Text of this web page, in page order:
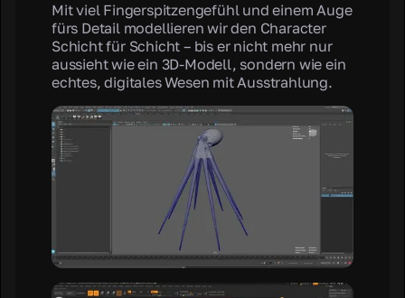
Mit viel Fingerspitzengefühl und einem Auge
fürs Detail modellieren wir den Character
Schicht für Schicht – bis er nicht mehr nur
aussieht wie ein 3D-Modell, sondern wie ein
echtes, digitales Wesen mit Ausstrahlung.